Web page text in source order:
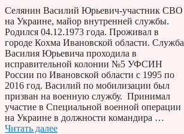
Селянин Василий Юрьевич-участник СВО
на Украине, майор внутренней службы.
Родился 04.12.1973 года. Проживал в
городе Кохма Ивановской области. Служба
Василия Юрьевича проходила в
исправительной колонии №5 УФСИН
России по Ивановской области с 1995 по
2016 год. Василий по мобилизации был
призван на военную службу. Принимал
участие в Специальной военной операции
на Украине в должности командира …
Читать далее